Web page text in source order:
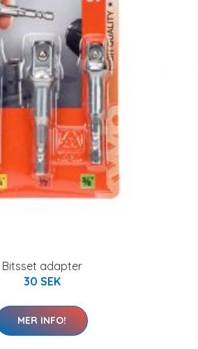
Bitsset adapter
30 SEK
MER INFO!